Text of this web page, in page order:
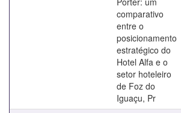
comparativo
entre o
posicionamento
estratégico do
Hotel Alfa e o
setor hoteleiro
de Foz do
Iguaçu, Pr